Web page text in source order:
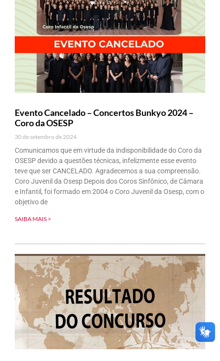
Evento Cancelado – Concertos Bunkyo 2024 –
Coro da OSESP
30 de setembro de 2024
Comunicamos que em virtude da indisponibilidade do Coro da
OSESP devido a questões técnicas, infelizmente esse evento
teve que ser CANCELADO. Agradecemos a sua compreensão.
Coro Juvenil da Osesp Depois dos Coros Sinfônico, de Câmara
e Infantil, foi formado em 2004 o Coro Juvenil da Osesp, com o
objetivo de
SAIBA MAIS >